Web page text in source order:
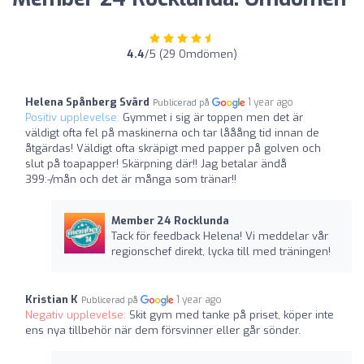
4.4/5 (29 Omdömen)
Helena Spånberg Svärd Publicerad på 1 year ago
Positiv upplevelse: Gymmet i sig är toppen men det är
väldigt ofta fel på maskinerna och tar lååång tid innan de
åtgärdas! Väldigt ofta skräpigt med papper på golven och
slut på toapapper! Skärpning där!! Jag betalar ändå
399:-/mån och det är många som tränar!!
Member 24 Rocklunda
Tack för feedback Helena! Vi meddelar vår
regionschef direkt, lycka till med träningen!
Kristian K Publicerad på 1 year ago
Negativ upplevelse: Skit gym med tanke på priset, köper inte
ens nya tillbehör när dem försvinner eller går sönder.